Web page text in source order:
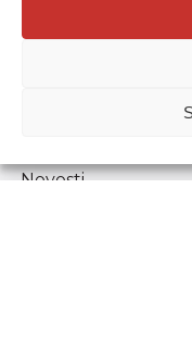
Agencija za odgoj i
Donje Svetice 38,
Prenošenje sadržaja
Novosti